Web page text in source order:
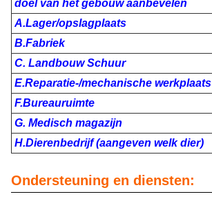
doel van het gebouw aanbevelen
A.Lager/opslagplaats
B.Fabriek
C. Landbouw Schuur
E.Reparatie-/mechanische werkplaats
F.Bureauruimte
G. Medisch magazijn
H.Dierenbedrijf (aangeven welk dier)
Ondersteuning en diensten: